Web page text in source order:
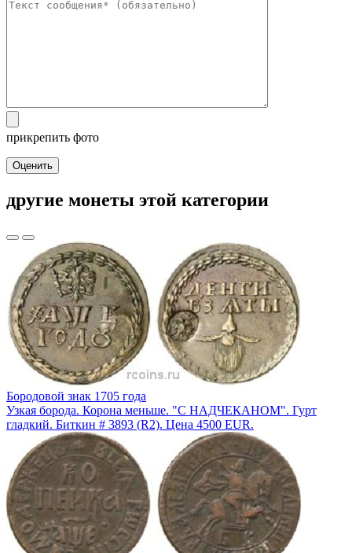
прикрепить фото
Оценить
другие монеты этой категории
Бородовой знак 1705 года
Узкая борода. Корона меньше. "С НАДЧЕКАНОМ". Гурт
гладкий. Биткин # 3893 (R2). Цена 4500 EUR.